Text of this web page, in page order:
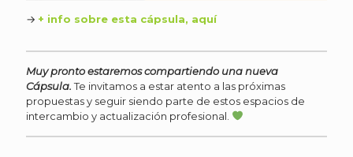
→ + info sobre esta cápsula, aquí
Muy pronto estaremos compartiendo una nueva
Cápsula.Te invitamos a estar atento a las próximas
propuestas y seguir siendo parte de estos espacios de
intercambio y actualización profesional.